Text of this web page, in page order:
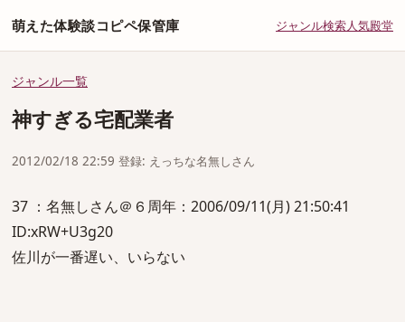
萌えた体験談コピペ保管庫 ジャンル検索人気殿堂
ジャンル一覧
神すぎる宅配業者
2012/02/18 22:59 登録: えっちな名無しさん
37 ：名無しさん＠６周年：2006/09/11(月) 21:50:41
ID:xRW+U3g20
佐川が一番遅い、いらない